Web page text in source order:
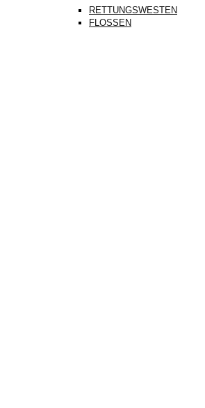
RETTUNGSWESTEN
FLOSSEN